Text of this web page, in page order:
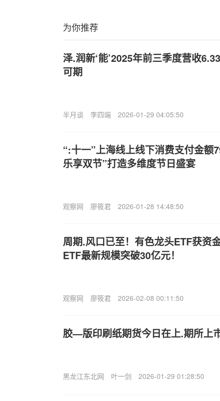
为你推荐
泽.润新‘能’2025年前三季度营收
可期
半月谈 李四端 2026-01-29 04:05:50
“:十一”上海线上线下消费支付金额
乐享双节”打造多维度节日盛宴
观察网 廖筱君 2026-01-28 14:48:50
周期.风口已至！有色龙头ETF获资
ETF最新规模突破30亿元！
观察网 廖筱君 2026-02-08 00:11:50
胶—版印刷纸期货今日在上.期所上
黑龙江东北网 叶一剑 2026-01-29 01:28:50